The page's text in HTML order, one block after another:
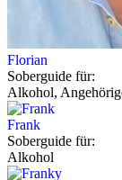
Florian
Soberguide für:
Alkohol,
Frank
Soberguide für:
Alkohol